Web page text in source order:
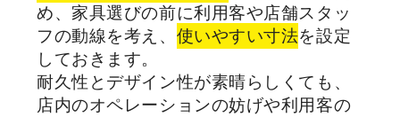
め、家具選びの前に利用客や店舗スタッ
フの動線を考え、 使いやすい寸法を設定
しておきます。
耐久性とデザイン性が素晴らしくても、
店内のオペレーションの妨げや利用客の